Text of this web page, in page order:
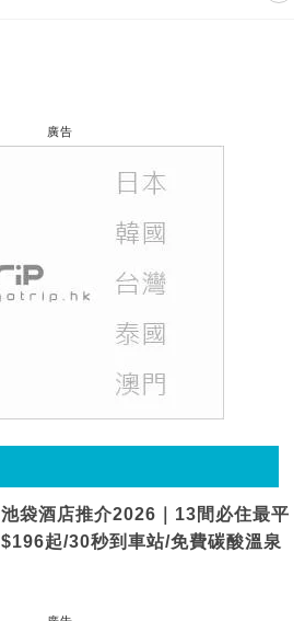
廣告
池袋酒店推介2026｜13間必住最平
$196起/30秒到車站/免費碳酸溫泉